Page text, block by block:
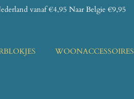
vanaf €4,95 Naar Belgie €9,95
WOONACCESSOIRES